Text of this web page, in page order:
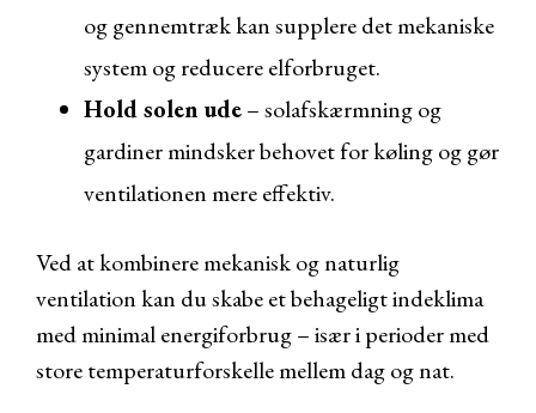
og gennemtræk kan supplere det mekaniske
system og reducere elforbruget.
Hold solen ude– solafskærmning og
gardiner mindsker behovet for køling og gør
ventilationen mere effektiv.
Ved at kombinere mekanisk og naturlig
ventilation kan du skabe et behageligt indeklima
med minimal energiforbrug – især i perioder med
store temperaturforskelle mellem dag og nat.